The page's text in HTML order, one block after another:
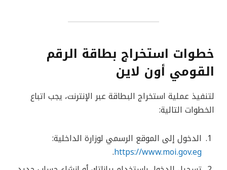
خطوات استخراج بطاقة الرقم
القومي أون لاين
لتنفيذ عملية استخراج البطاقة عبر الإنترنت، يجب اتباع
الخطوات التالية:
الدخول إلى الموقع الرسمي لوزارة الداخلية:
https://www.moi.gov.eg
.